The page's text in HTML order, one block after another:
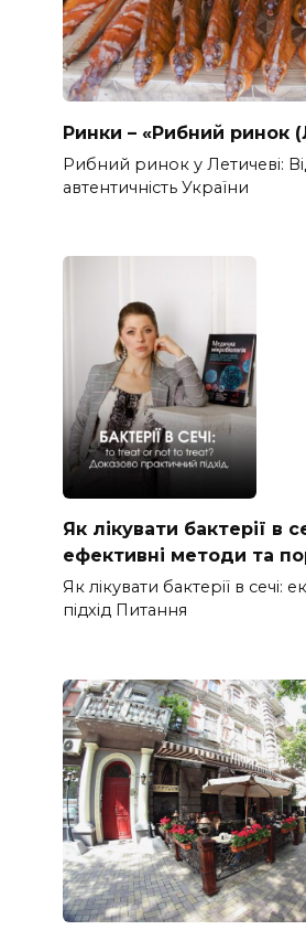
Ринки – «Рибний ринок
Рибний ринок у Летичеві:
автентичність України
Як лікувати бактерії в
ефективні методи та
Як лікувати бактерії в сечі:
підхід Питання